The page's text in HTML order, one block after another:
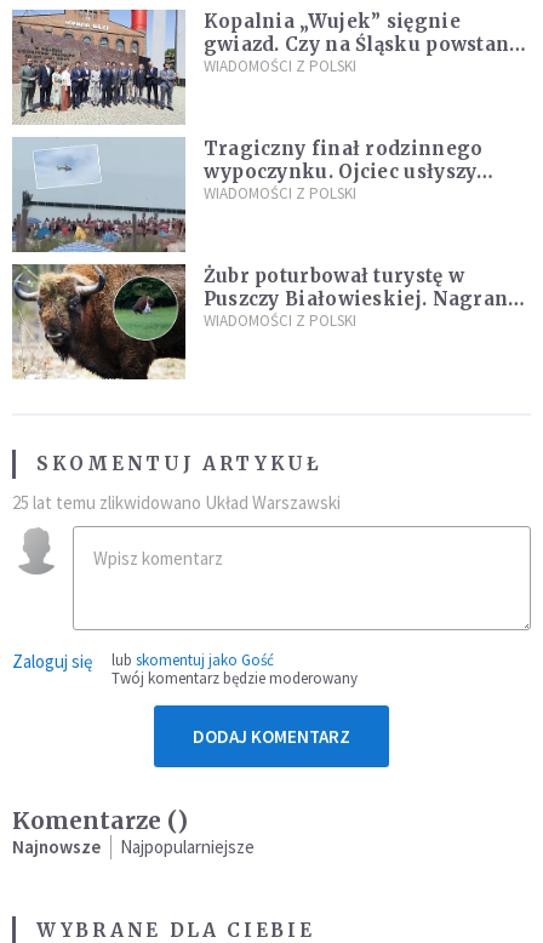
Kopalnia „Wujek” sięgnie
gwiazd. Czy na Śląsku powstanie
„Dolina Krzemowa”?
WIADOMOŚCI Z POLSKI
Tragiczny finał rodzinnego
wypoczynku. Ojciec usłyszy
zarzuty
WIADOMOŚCI Z POLSKI
Żubr poturbował turystę w
Puszczy Białowieskiej. Nagranie
daje do myślenia
WIADOMOŚCI Z POLSKI
SKOMENTUJ ARTYKUŁ
25 lat temu zlikwidowano Układ Warszawski
Zaloguj się lub skomentuj jako Gość
Twój komentarz będzie moderowany
DODAJ KOMENTARZ
Komentarze ()
Najnowsze Najpopularniejsze
WYBRANE DLA CIEBIE